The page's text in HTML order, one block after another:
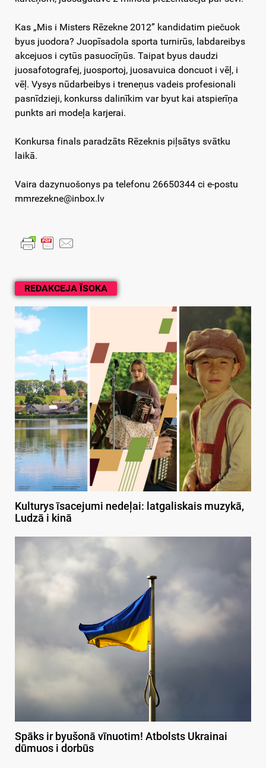
REDAKCEJA ĪSOKA
Kulturys īsacejumi nedeļai: latgaliskais muzykā,
Ludzā i kinā
Spāks ir byušonā vīnuotim! Atbolsts Ukrainai
dūmuos i dorbūs
Kas „Mis i Misters Rēzekne 2012” kandidatim piečuok
byus juodora? Juopīsadola sporta turnirūs, labdareibys
akcejuos i cytūs pasuocīņūs. Taipat byus daudzi
juosafotografej, juosportoj, juosavuica doncuot i vēļ, i
vēļ. Vysys nūdarbeibys i treneņus vadeis profesionali
pasnīdzieji, konkurss dalinīkim var byut kai atspierīņa
punkts ari modeļa karjerai.
Konkursa finals paradzāts Rēzeknis piļsātys svātku
laikā.
Vaira dazynuošonys pa telefonu 26650344 ci e-postu
mmrezekne@inbox.lv